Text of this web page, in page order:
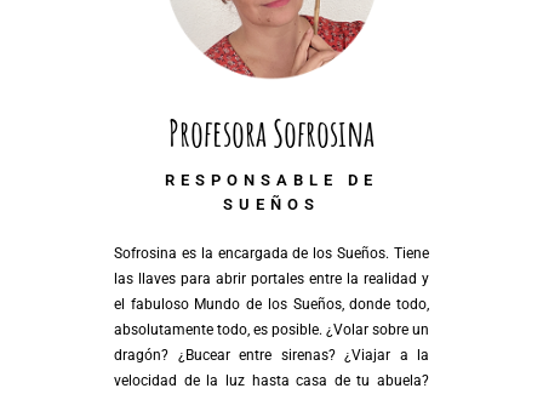
Profesora Sofrosina
RESPONSABLE DE
SUEÑOS
Sofrosina es la encargada de los Sueños. Tiene
las llaves para abrir portales entre la realidad y
el fabuloso Mundo de los Sueños, donde todo,
absolutamente todo, es posible. ¿Volar sobre un
dragón? ¿Bucear entre sirenas? ¿Viajar a la
velocidad de la luz hasta casa de tu abuela?